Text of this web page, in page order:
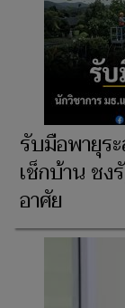
รับมือพายุร
เช็กบ้าน ช
อาศัย